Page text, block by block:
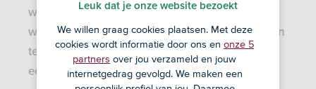
werkvloer, het is belangrijk om te weten
wanneer het verstandig is om juridische hulp in
te schakelen. We hebben 5 situaties voor je op
een rijtje gezet.
Leuk dat je onze website bezoekt
We willen graag cookies plaatsen. Met deze
cookies wordt informatie door ons en onze 5
partners over jou verzameld en jouw
internetgedrag gevolgd. We maken een